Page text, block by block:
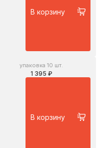
В корзину
упаковка 10 шт.
1 395 ₽
В корзину